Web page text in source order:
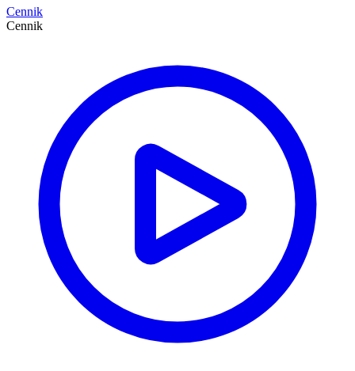
Cennik
Cennik